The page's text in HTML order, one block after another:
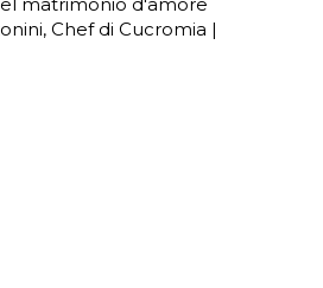
Chef di Cucromia |